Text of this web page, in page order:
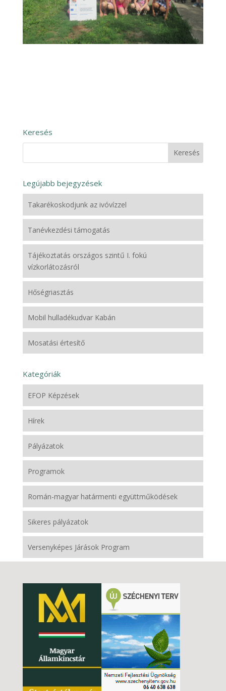
Keresés
Legújabb bejegyzések
Takarékoskodjunk az ivóvízzel
Tanévkezdési támogatás
Tájékoztatás országos szintű I. fokú
vízkorlátozásról
Hőségriasztás
Mobil hulladékudvar Kabán
Mosatási értesítő
Kategóriák
EFOP Képzések
Hírek
Pályázatok
Programok
Román-magyar határmenti együttműködések
Sikeres pályázatok
Versenyképes Járások Program